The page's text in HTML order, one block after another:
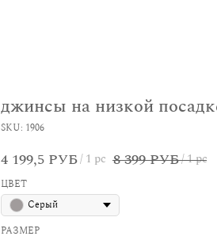
джинсы на низкой
SKU: 1906
4 199,5 РУБ/1 pc 8 399РУБ/1 pc
ЦВЕТ
Серый
РАЗМЕР